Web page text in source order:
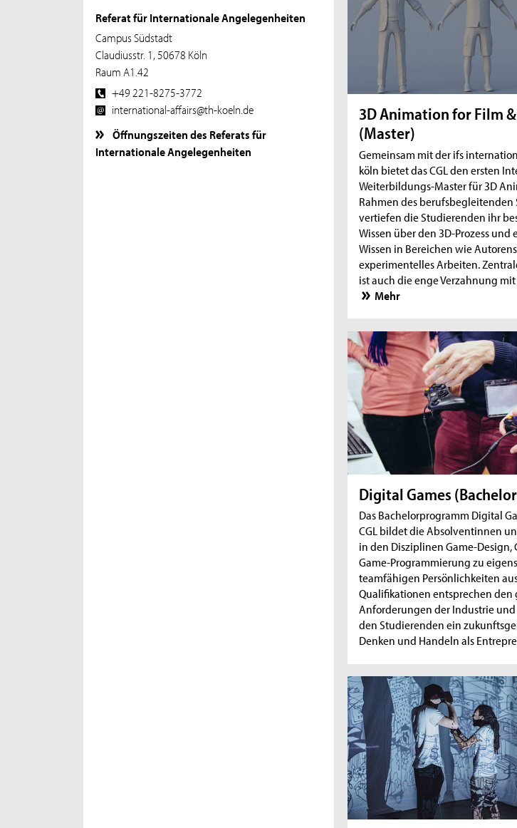
Referat für Internationale Angelegenheiten
Campus Südstadt
Claudiusstr. 1, 50678 Köln
Raum A1.42
+49 221-8275-3772
international-affairs@th-koeln.de
Öffnungszeiten des Referats für
Internationale Angelegenheiten
3D Animation for Film
(Master)
Gemeinsam mit der ifs
köln bietet das CGL den ersten
Weiterbildungs-Master für 3D
Rahmen des berufsbegleitenden
vertiefen die Studierenden ihr
Wissen über den 3D-Prozess und
Wissen in Bereichen wie
experimentelles Arbeiten.
ist auch die enge Verzahnung
Mehr
Digital Games
Das Bachelorprogramm Digital
CGL bildet die Absolventinnen
in den Disziplinen Game-Design,
Game-Programmierung zu
teamfähigen Persönlichkeiten
Qualifikationen entsprechen
Anforderungen der Industrie
den Studierenden ein
Denken und Handeln als